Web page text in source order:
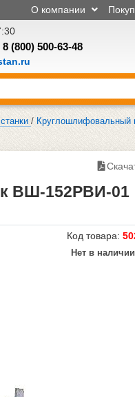
О компании
8 (800) 500-63-48
/ Круглошлифовальный
ВШ-152РВИ-01
Код товара:
Нет в наличии